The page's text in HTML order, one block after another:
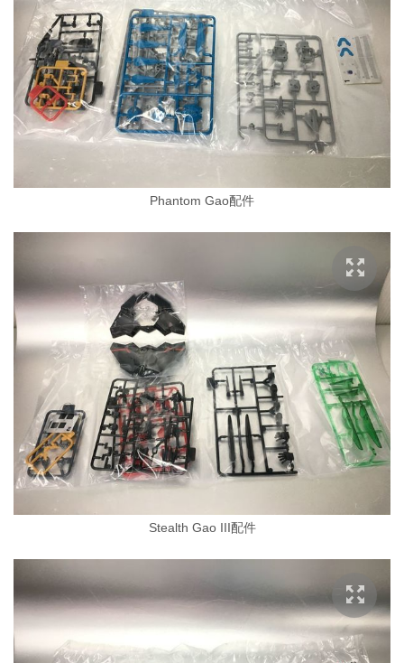
Phantom Gao配件
Stealth Gao III配件